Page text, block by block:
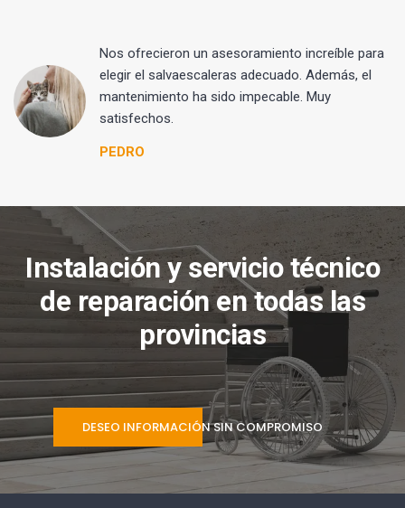
Nos ofrecieron un asesoramiento increíble para
elegir el salvaescaleras adecuado. Además, el
mantenimiento ha sido impecable. Muy
satisfechos.
PEDRO
Instalación y servicio técnico
de reparación en todas las
provincias
DESEO INFORMACIÓN SIN COMPROMISO